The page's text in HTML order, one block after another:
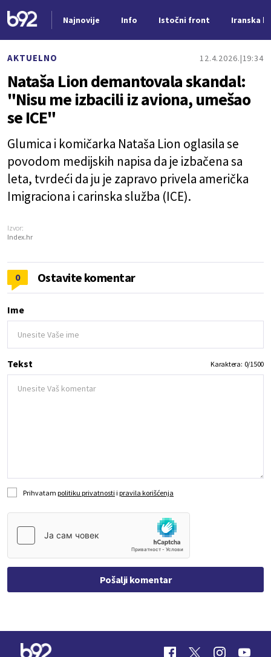
Najnovije Info Istočni front Iranska
AKTUELNO 12.4.2026. 19:34
Nataša Lion demantovala skandal:
"Nisu me izbacili iz aviona, umešao
se ICE"
Glumica i komičarka Nataša Lion oglasila se
povodom medijskih napisa da je izbačena sa
leta, tvrdeći da ju je zapravo privela američka
Imigraciona i carinska služba (ICE).
Izvor:
Index.hr
0 Ostavite komentar
Ime
Tekst Karaktera: 0/1500
Prihvatam politiku privatnosti i pravila korišćenja
Pošalji komentar